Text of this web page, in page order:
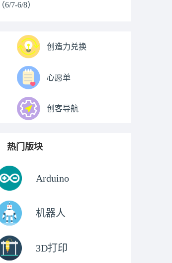
（6/7-6/8）
创造力兑换
心愿单
创客导航
热门版块
Arduino
机器人
3D打印